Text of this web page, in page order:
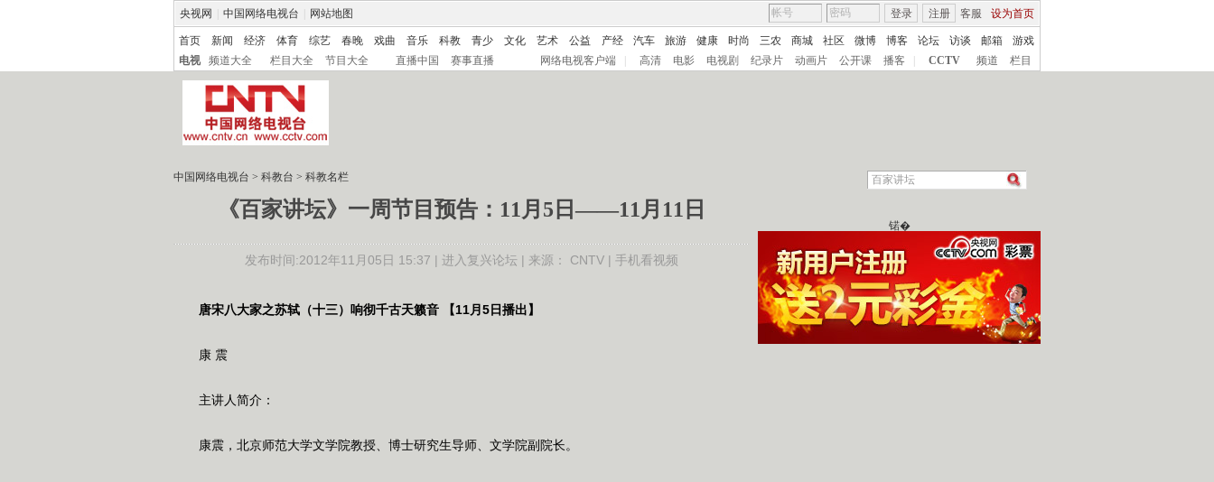
央视网 中国网络电视台 网站地图 客服 设为首页
登录 注册
首页 新闻 经济 体育 综艺 春晚 戏曲 音乐 科教 青少 文化 艺术 公益 产经 汽车 旅游 健康 时尚 三农 商城 社区 微博 博客 论坛 访谈 邮箱
游戏
电视
频道大全 栏目大全 节目大全 直播中国 赛事直播 网络电视客户端 高清 电影 电视剧 纪录片 动画片 公开课 播客 CCTV 频道 栏目
中国网络电视台 > 科教台 > 科教名栏
锘�
《百家讲坛》一周节目预告：11月5日——11月11日
发布时间:2012年11月05日 15:37 | 进入复兴论坛| 来源： CNTV| 手机看视频
唐宋八大家之苏轼（十三）响彻千古天籁音 【11月5日播出】
康 震
主讲人简介：
康震，北京师范大学文学院教授、博士研究生导师、文学院副院长。